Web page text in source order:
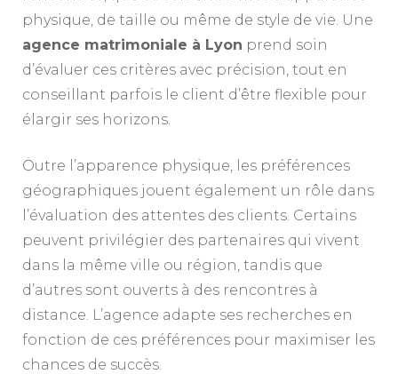
physique, de taille ou même de style de vie. Une
agence matrimoniale à Lyon prend soin
d’évaluer ces critères avec précision, tout en
conseillant parfois le client d’être flexible pour
élargir ses horizons.
Outre l’apparence physique, les préférences
géographiques jouent également un rôle dans
l’évaluation des attentes des clients. Certains
peuvent privilégier des partenaires qui vivent
dans la même ville ou région, tandis que
d’autres sont ouverts à des rencontres à
distance. L’agence adapte ses recherches en
fonction de ces préférences pour maximiser les
chances de succès.